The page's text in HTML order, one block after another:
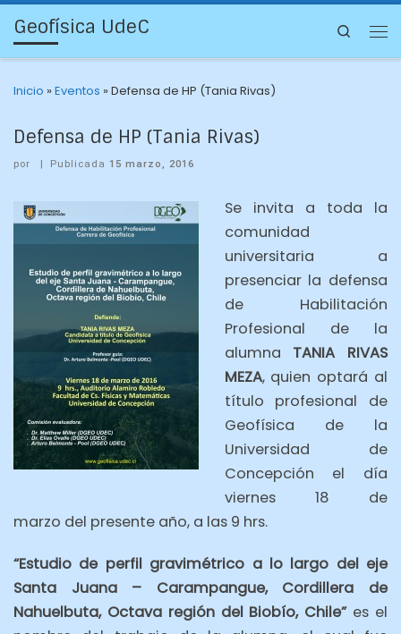
Geofísica UdeC Search
Inicio »Eventos »Defensa de HP (Tania Rivas)
Defensa de HP (Tania Rivas)
por | Publicada15 marzo, 2016
Se invita a toda la
comunidad
universitaria a
presenciar la defensa
de Habilitación
Profesional de la
alumna TANIA RIVAS
MEZA, quien optará al
título profesional de
Geofísica de la
Universidad de
Concepción el día
viernes 18 de
marzo del presente año, a las 9 hrs.
“Estudio de perfil gravimétrico a lo largo del eje
Santa Juana – Carampangue, Cordillera de
Nahuelbuta, Octava región del Biobío, Chile”es el